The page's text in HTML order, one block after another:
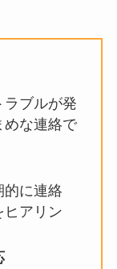
ブルが発
めな連絡で
に連絡
ヒアリン